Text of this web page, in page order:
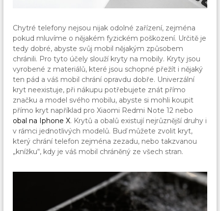
Chytré telefony nejsou nijak odolné zařízení, zejména
pokud mluvíme o nějakém fyzickém poškození. Určitě je
tedy dobré, abyste svůj mobil nějakým způsobem
chránili. Pro tyto účely slouží kryty na mobily. Kryty jsou
vyrobené z materiálů, které jsou schopné přežít i nějaký
ten pád a váš mobil chrání opravdu dobře. Univerzální
kryt neexistuje, při nákupu potřebujete znát přímo
značku a model svého mobilu, abyste si mohli koupit
přímo kryt například pro Xiaomi Redmi Note 12 nebo
obal na Iphone X. Krytů a obalů existují nejrůznější druhy i
v rámci jednotlivých modelů. Buď můžete zvolit kryt,
který chrání telefon zejména zezadu, nebo takzvanou
„knížku“, kdy je váš mobil chráněný ze všech stran.